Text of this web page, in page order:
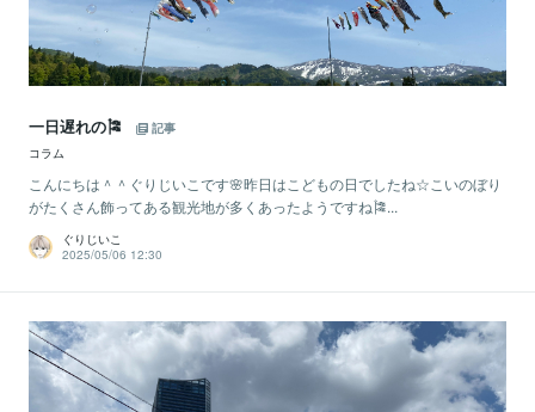
一日遅れの🎏
記事
コラム
こんにちは＾＾ぐりじいこです🌸昨日はこどもの日でしたね☆こいのぼり
がたくさん飾ってある観光地が多くあったようですね🎏...
ぐりじいこ
2025/05/06 12:30